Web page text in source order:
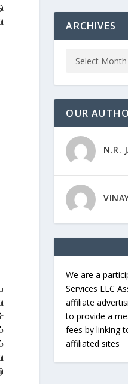
ARCHIVES
OUR
N.R.
We are a
Services LLC
affiliate
to provide a
fees by linking
affiliated sites